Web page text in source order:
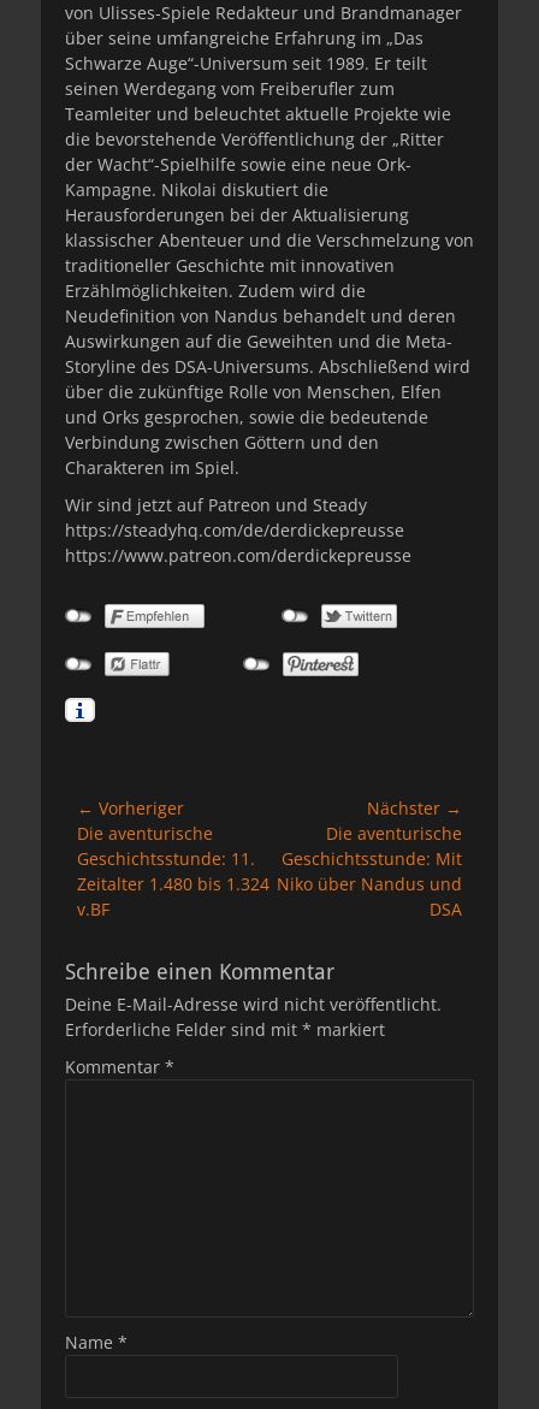
von Ulisses-Spiele Redakteur und Brandmanager
über seine umfangreiche Erfahrung im „Das
Schwarze Auge“-Universum seit 1989. Er teilt
seinen Werdegang vom Freiberufler zum
Teamleiter und beleuchtet aktuelle Projekte wie
die bevorstehende Veröffentlichung der „Ritter
der Wacht“-Spielhilfe sowie eine neue Ork-
Kampagne. Nikolai diskutiert die
Herausforderungen bei der Aktualisierung
klassischer Abenteuer und die Verschmelzung von
traditioneller Geschichte mit innovativen
Erzählmöglichkeiten. Zudem wird die
Neudefinition von Nandus behandelt und deren
Auswirkungen auf die Geweihten und die Meta-
Storyline des DSA-Universums. Abschließend wird
über die zukünftige Rolle von Menschen, Elfen
und Orks gesprochen, sowie die bedeutende
Verbindung zwischen Göttern und den
Charakteren im Spiel.
Wir sind jetzt auf Patreon und Steady
https://steadyhq.com/de/derdickepreusse
https://www.patreon.com/derdickepreusse
Beitragsnavigation
← Vorheriger
Vorheriger
Beitrag:
Die aventurische
Geschichtsstunde: 11.
Zeitalter 1.480 bis 1.324
v.BF
Nächster →
Nächster
Beitrag:
Die aventurische
Geschichtsstunde: Mit
Niko über Nandus und
DSA
Schreibe einen Kommentar
Deine E-Mail-Adresse wird nicht veröffentlicht.
Erforderliche Felder sind mit * markiert
Kommentar *
Name *